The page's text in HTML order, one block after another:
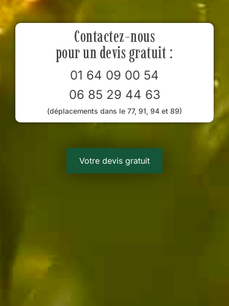
Contactez-nous
pour un devis gratuit :
01 64 09 00 54
06 85 29 44 63
(déplacements dans le 77, 91, 94 et 89)
Votre devis gratuit